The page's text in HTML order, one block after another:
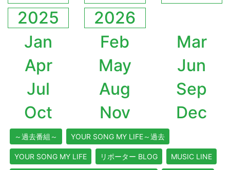
2025
2026
Jan
Feb
Mar
Apr
May
Jun
Jul
Aug
Sep
Oct
Nov Dec
～過去番組～ YOUR SONG MY LIFE～過去
YOUR SONG MY LIFE リポーター BLOG MUSIC LINE